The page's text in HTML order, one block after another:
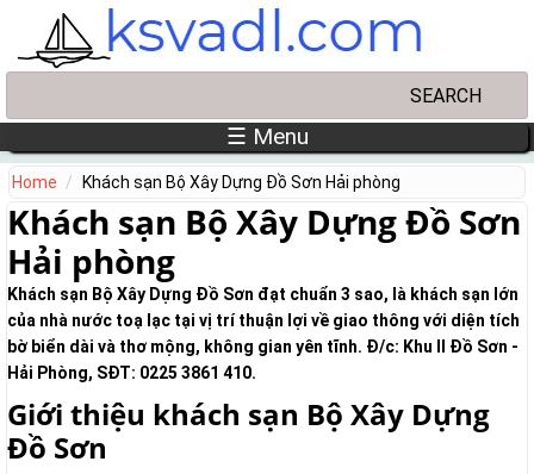
Skip to main content
☰ Menu
Home Khách sạn Bộ Xây Dựng Đồ Sơn Hải phòng
Khách sạn Bộ Xây Dựng Đồ Sơn
Hải phòng
Khách sạn Bộ Xây Dựng Đồ Sơn đạt chuẩn 3 sao, là khách sạn lớn
của nhà nước toạ lạc tại vị trí thuận lợi về giao thông với diện tích
bờ biển dài và thơ mộng, không gian yên tĩnh. Đ/c: Khu II Đồ Sơn -
Hải Phòng, SĐT: 0225 3861 410.
Giới thiệu khách sạn Bộ Xây Dựng
Đồ Sơn